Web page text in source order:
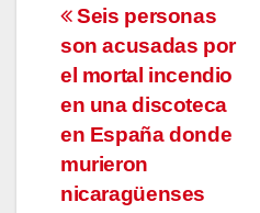
Navegación
de
entradas
Seis personas
son acusadas por
el mortal incendio
en una discoteca
en España donde
murieron
nicaragüenses